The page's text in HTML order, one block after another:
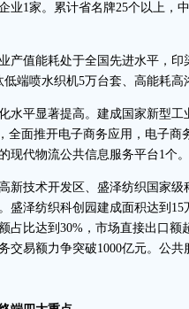
业1家。累计省名牌25个以上，
值能耗处于全国先进水平，印
端喷水织机5万台套、高能耗高
平显著提高。建成国家新型工
全面推开电子商务应用，电子
现代物流公共信息服务平台1个。
技术开发区、盛泽纺织国家级
盛泽纺织科创园建成面积达到
占比达到30%，市场直接出口
交易额力争突破1000亿元。公